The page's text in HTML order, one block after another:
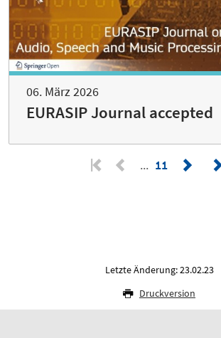
06. März 2026
EURASIP Journal accepted
11
Letzte Änderung: 23.02.23
Druckversion